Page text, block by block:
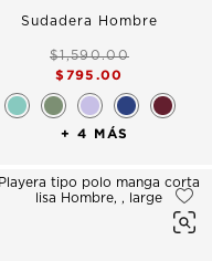
Sudadera Hombre
$1,590.00
$795.00
+ 4 MÁS